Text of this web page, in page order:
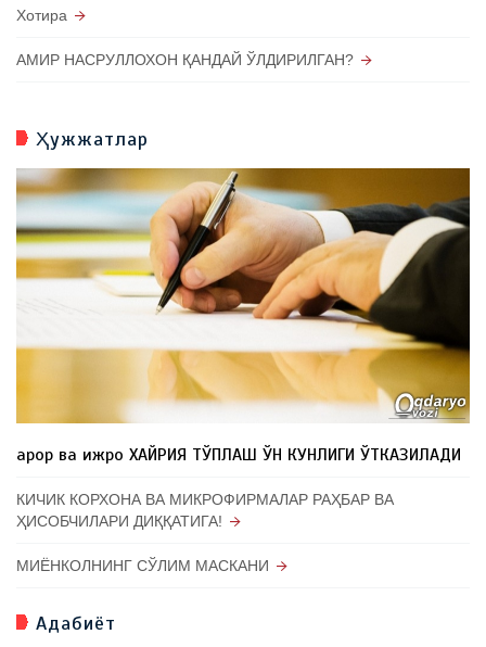
Хотира
АМИР НАСРУЛЛОХОН ҚАНДАЙ ЎЛДИРИЛГАН?
Ҳужжатлар
Қарор ва ижро ХАЙРИЯ ТЎПЛАШ ЎН КУНЛИГИ ЎТКАЗИЛАДИ
КИЧИК КОРХОНА ВА МИКРОФИРМАЛАР РАҲБАР ВА
ҲИСОБЧИЛАРИ ДИҚҚАТИГА!
МИЁНКОЛНИНГ СЎЛИМ МАСКАНИ
Адабиёт